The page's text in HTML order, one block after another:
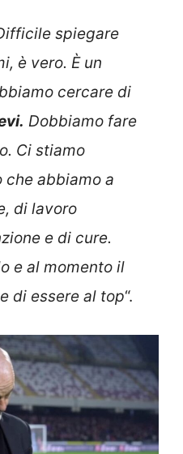
spiegare
è vero. È un
cercare di
Dobbiamo fare
Ci stiamo
abbiamo a
di lavoro
e di cure.
e al momento il
di essere al top“.